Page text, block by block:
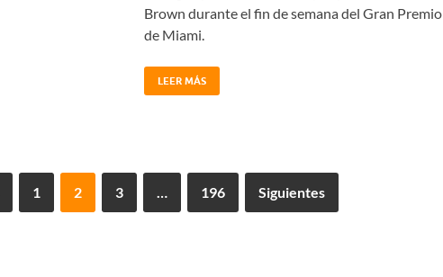
Brown durante el fin de semana del Gran Premio
de Miami.
LEER MÁS
1 2 3 196 Siguientes